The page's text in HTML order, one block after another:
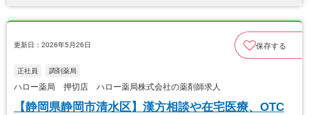
更新日：2026年5月26日 保存する
正社員 調剤薬局
ハロー薬局 押切店 ハロー薬局株式会社の薬剤師求人
【静岡県静岡市清水区】漢方相談や在宅医療、OTC